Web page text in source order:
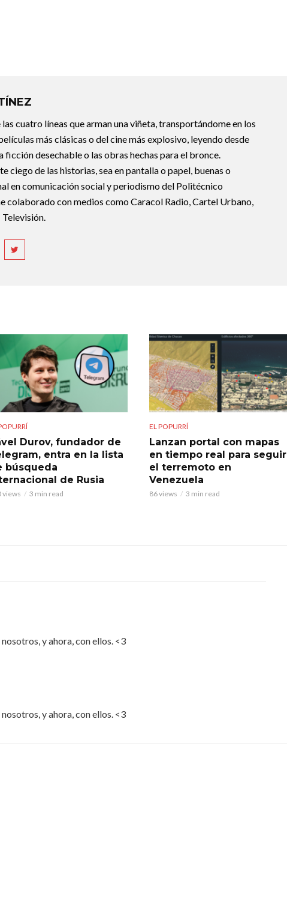
cuatro líneas que arman una viñeta, transportándome en los
más clásicas o del cine más explosivo, leyendo desde
ficción desechable o las obras hechas para el bronce.
ciego de las historias, sea en pantalla o papel, buenas o
en comunicación social y periodismo del Politécnico
colaborado con medios como Caracol Radio, Cartel Urbano,
Durov, fundador de
entra en la lista
búsqueda
de Rusia
views 3 min read
EL POPURRÍ
Lanzan portal con mapas
en tiempo real para seguir
el terremoto en
Venezuela
86 views 3 min read
y ahora, con ellos. <3
y ahora, con ellos. <3